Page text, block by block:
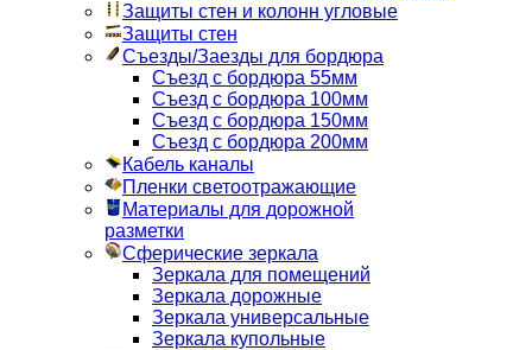
Защиты стен и колонн угловые
Защиты стен
Съезды/Заезды для бордюра
Съезд с бордюра 55мм
Съезд с бордюра 100мм
Съезд с бордюра 150мм
Съезд с бордюра 200мм
Кабель каналы
Пленки светоотражающие
Материалы для дорожной
разметки
Сферические зеркала
Зеркала для помещений
Зеркала дорожные
Зеркала универсальные
Зеркала купольные